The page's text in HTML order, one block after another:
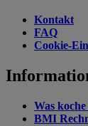
Kontakt
FAQ
Cookie-
Was
BMI